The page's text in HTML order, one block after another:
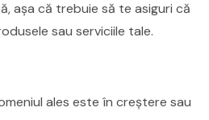
așa că trebuie să te asiguri că
sau serviciile tale.
ales este în creștere sau